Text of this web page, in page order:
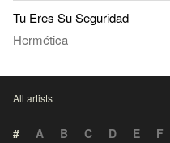
Tu Eres Su Seguridad
Hermética
All artists
# A B C D E F